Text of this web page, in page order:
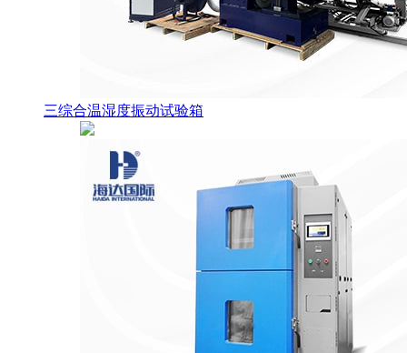
三综合温湿度振动试验箱